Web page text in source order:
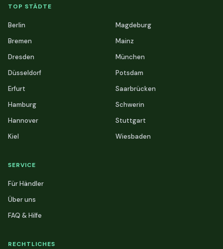
TOP STÄDTE
Berlin
Bremen
Dresden
Düsseldorf
Erfurt
Hamburg
Hannover
Kiel
Magdeburg
Mainz
München
Potsdam
Saarbrücken
Schwerin
Stuttgart
Wiesbaden
SERVICE
Für Händler
Über uns
FAQ & Hilfe
RECHTLICHES